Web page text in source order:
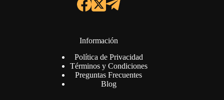
Información
Política de Privacidad
Términos y Condiciones
Preguntas Frecuentes
Blog